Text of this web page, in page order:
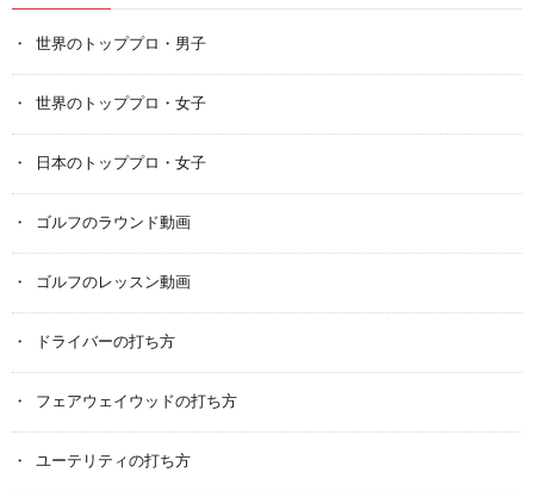
世界のトッププロ・男子
世界のトッププロ・女子
日本のトッププロ・女子
ゴルフのラウンド動画
ゴルフのレッスン動画
ドライバーの打ち方
フェアウェイウッドの打ち方
ユーテリティの打ち方